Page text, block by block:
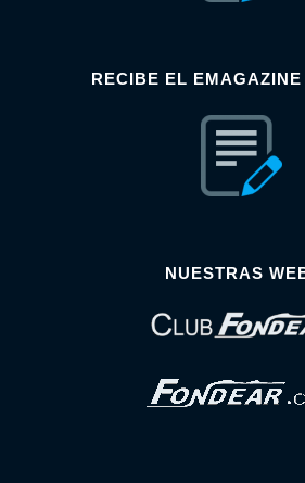
RECIBE EL EMAGAZINE
NUESTRAS